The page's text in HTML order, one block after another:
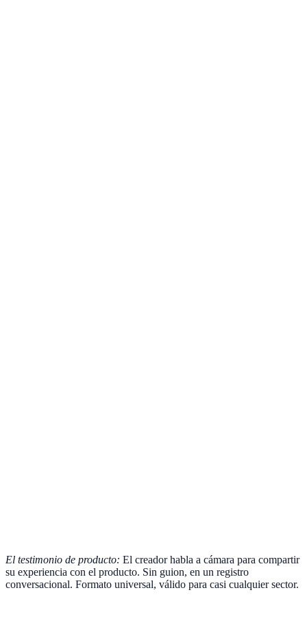
El testimonio de producto: El creador habla a cámara para compartir
su experiencia con el producto. Sin guion, en un registro
conversacional. Formato universal, válido para casi cualquier sector.